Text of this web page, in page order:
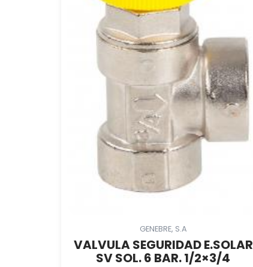
GENEBRE, S.A
VALVULA SEGURIDAD E.SOLAR
SV SOL. 6 BAR. 1/2×3/4